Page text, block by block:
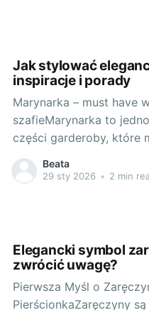
Jak stylować
inspiracje i porady
Marynarka – must have
szafieMarynarka to
części garderoby, które
różnych sposobów.
miłośniczką eleganckich
Beata
29 sty 2026 • 2 min
Elegancki symbol
zwrócić uwagę?
Pierwsza Myśl o
PierścionkaZaręczyny